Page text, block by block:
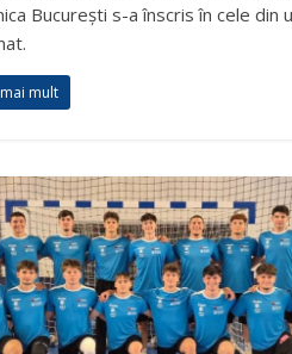
București s-a înscris în cele din
mult